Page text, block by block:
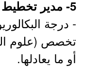
5- مدير تخطيط استراتيجي:
- درجة
تخصص (علوم
أو ما يعادلها.